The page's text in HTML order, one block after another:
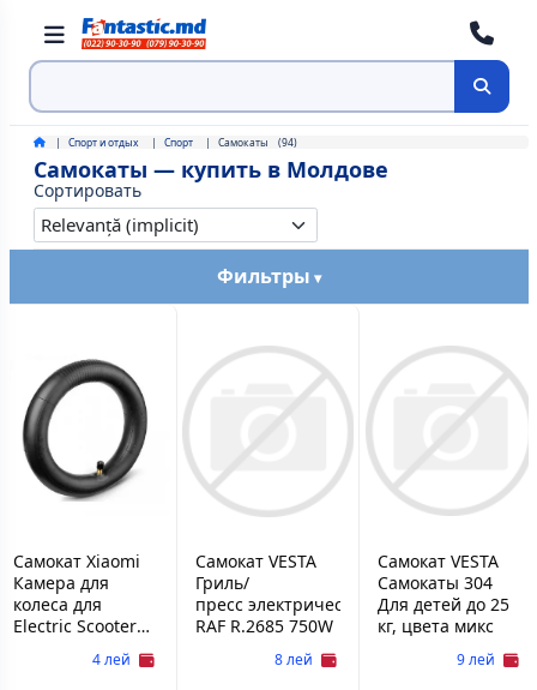
Поиск
Спорт и отдых Спорт Самокаты (94)
Самокаты — купить в Молдове
Сортировать
Фильтры
Самокат Xiaomi
Камера для
колеса для
Electric Scooter
4 лей
Самокат VESTA
Гриль/
пресс электрический настольный
RAF R.2685 750W
8 лей
Самокат VESTA
Самокаты 304
Для детей до 25
кг, цвета микс
9 лей